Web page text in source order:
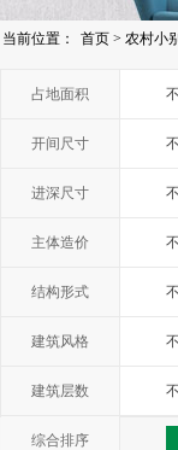
当前位置： 首页 > 农村小
占地面积
开间尺寸
进深尺寸
主体造价
结构形式
建筑风格
建筑层数
综合排序